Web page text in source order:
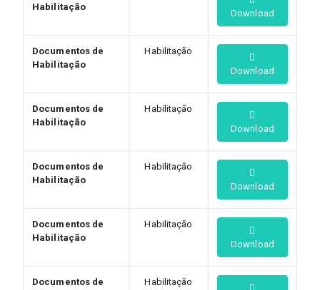
Habilitação
Download
Documentos de
Habilitação
Habilitação
Download
Documentos de
Habilitação
Habilitação
Download
Documentos de
Habilitação
Habilitação
Download
Documentos de
Habilitação
Habilitação
Download
Documentos de
Habilitação